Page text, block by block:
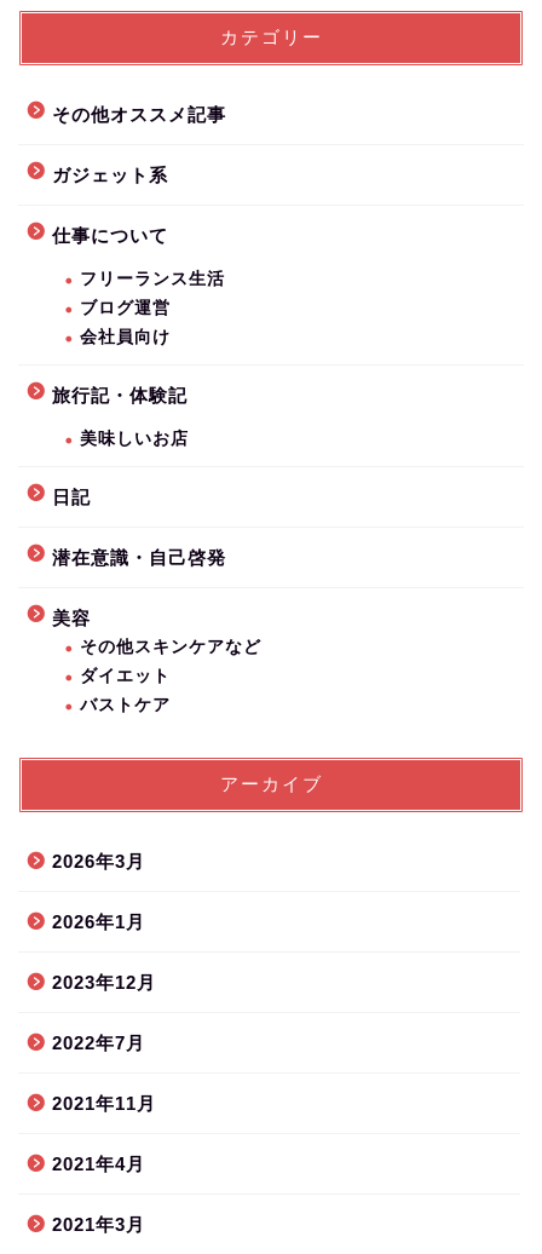
カテゴリー
その他オススメ記事
ガジェット系
仕事について
フリーランス生活
ブログ運営
会社員向け
旅行記・体験記
美味しいお店
日記
潜在意識・自己啓発
美容
その他スキンケアなど
ダイエット
バストケア
アーカイブ
2026年3月
2026年1月
2023年12月
2022年7月
2021年11月
2021年4月
2021年3月